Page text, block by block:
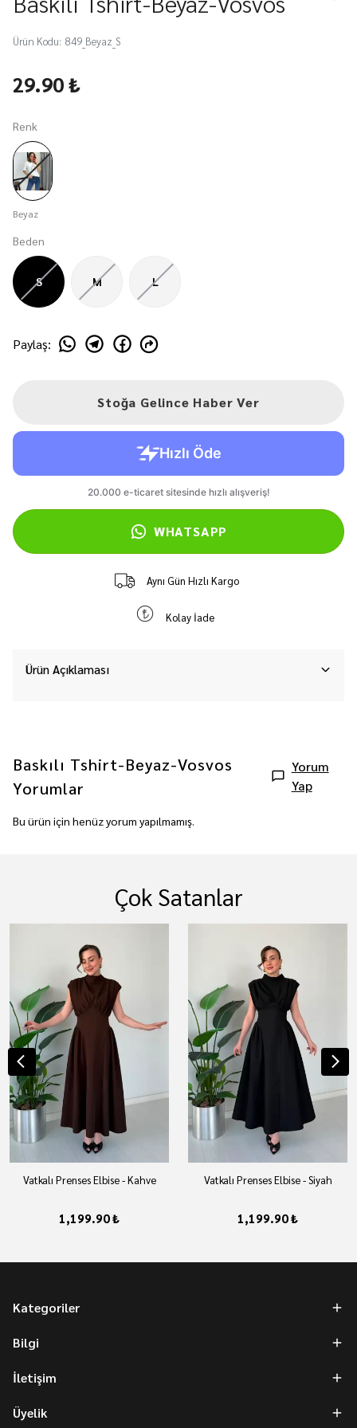
Ürün Kodu: 849_Beyaz_S
29.90 ₺
Renk
Beyaz
Beden
S M L
Paylaş:
Stoğa Gelince Haber Ver
WHATSAPP
Aynı Gün Hızlı Kargo
Kolay İade
Ürün Açıklaması
Baskılı Tshirt-Beyaz-Vosvos
Yorumlar
Yorum
Yap
Bu ürün için henüz yorum yapılmamış.
Çok Satanlar
Vatkalı Prenses Elbise - Kahve
1,199.90 ₺
Vatkalı Prenses Elbise - Siyah
1,199.90 ₺
Kategoriler
Bilgi
İletişim
Üyelik